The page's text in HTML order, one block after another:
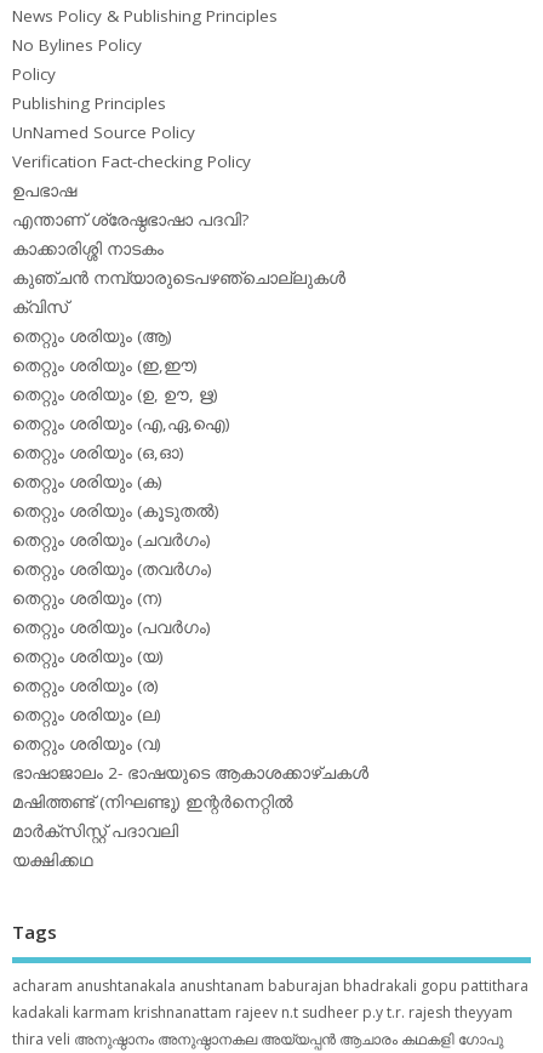
News Policy & Publishing Principles
No Bylines Policy
Policy
Publishing Principles
UnNamed Source Policy
Verification Fact-checking Policy
ഉപഭാഷ
എന്താണ് ശ്രേഷ്ഠഭാഷാ പദവി?
കാക്കാരിശ്ശി നാടകം
കുഞ്ചന്‍ നമ്പ്യാരുടെപഴഞ്ചൊല്ലുകള്‍
ക്വിസ്
തെറ്റും ശരിയും (ആ)
തെറ്റും ശരിയും (ഇ,ഈ)
തെറ്റും ശരിയും (ഉ, ഊ, ഋ)
തെറ്റും ശരിയും (എ,ഏ,ഐ)
തെറ്റും ശരിയും (ഒ,ഓ)
തെറ്റും ശരിയും (ക)
തെറ്റും ശരിയും (കൂടുതല്‍)
തെറ്റും ശരിയും (ചവര്‍ഗം)
തെറ്റും ശരിയും (തവര്‍ഗം)
തെറ്റും ശരിയും (ന)
തെറ്റും ശരിയും (പവര്‍ഗം)
തെറ്റും ശരിയും (യ)
തെറ്റും ശരിയും (ര)
തെറ്റും ശരിയും (ല)
തെറ്റും ശരിയും (വ)
ഭാഷാജാലം 2- ഭാഷയുടെ ആകാശക്കാഴ്ചകള്‍
മഷിത്തണ്ട് (നിഘണ്ടു) ഇന്റര്‍നെറ്റില്‍
മാര്‍ക്‌സിസ്റ്റ് പദാവലി
യക്ഷിക്കഥ
Tags
acharam anushtanakala anushtanam baburajan bhadrakali gopu pattithara
kadakali karmam krishnanattam rajeev n.t sudheer p.yt.r. rajesh theyyam
thira veli അനുഷ്ഠാനം അനുഷ്ഠാനകല അയ്യപ്പന്‍ ആചാരം കഥകളി ഗോപു